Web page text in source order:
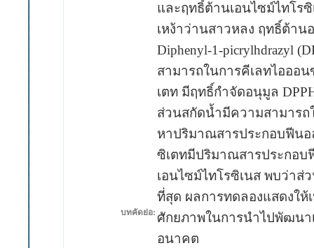
บทคัดย่อ:
และฤทธิ์ต้านเอนไซม์ไทโร
เหง้าว่านสาวหลง ฤทธิ์ต้า
Diphenyl-1-picrylhdrazyl
สามารถในการคีเลทไอออ
เตท มีฤทธิ์กำจัดอนุมูล
ส่วนสกัดน้ำมีความสามารถ
หาปริมาณสารประกอบฟีนอ
ซิเตทมีปริมาณสารประกอบ
เอนไซม์ไทโรซิเนส พบว่าส่
ที่สุด ผลการทดลองแสดงให้
ศักยภาพในการนำไปพัฒนา
อนาคต